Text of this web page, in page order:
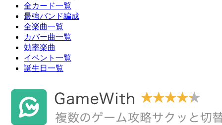
全カード一覧
最強バンド編成
全楽曲一覧
カバー曲一覧
効率楽曲
イベント一覧
誕生日一覧